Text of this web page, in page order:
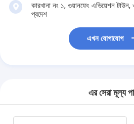
কারখানা নং ১, ওয়ানফেং এভিয়েশন টাউন,
প্রদেশ
এখন যোগাযোগ
এর সেরা মূল্য